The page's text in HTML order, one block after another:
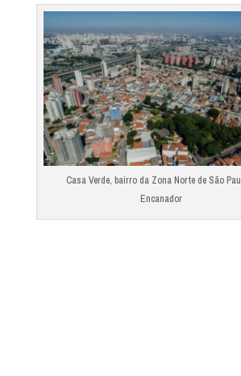
Casa Verde, bairro da Zona Norte de São
Encanador